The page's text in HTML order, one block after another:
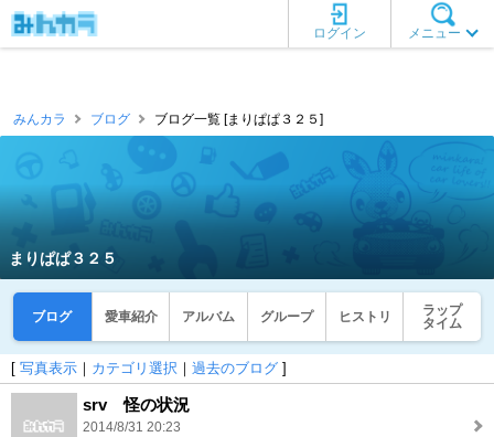
メニュー
ログイン
みんカラ ブログ ブログ一覧 [まりぱぱ３２５]
まりぱぱ３２５
ブログ 愛車紹介 アルバム グループ ヒストリ
ラップ
タイム
[ 写真表示 ｜ カテゴリ選択 ｜ 過去のブログ ]
srv 怪の状況
2014/8/31 20:23